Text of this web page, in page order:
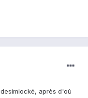
après d'où